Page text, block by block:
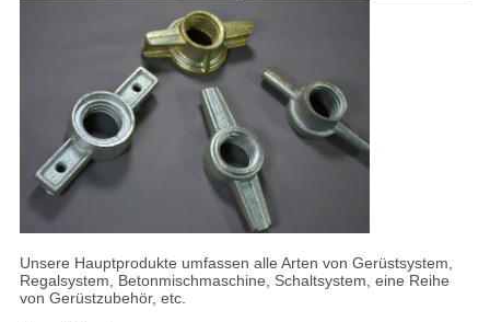
Unsere Hauptprodukte umfassen alle Arten von Gerüstsystem,
Regalsystem, Betonmischmaschine, Schaltsystem, eine Reihe
von Gerüstzubehör, etc.